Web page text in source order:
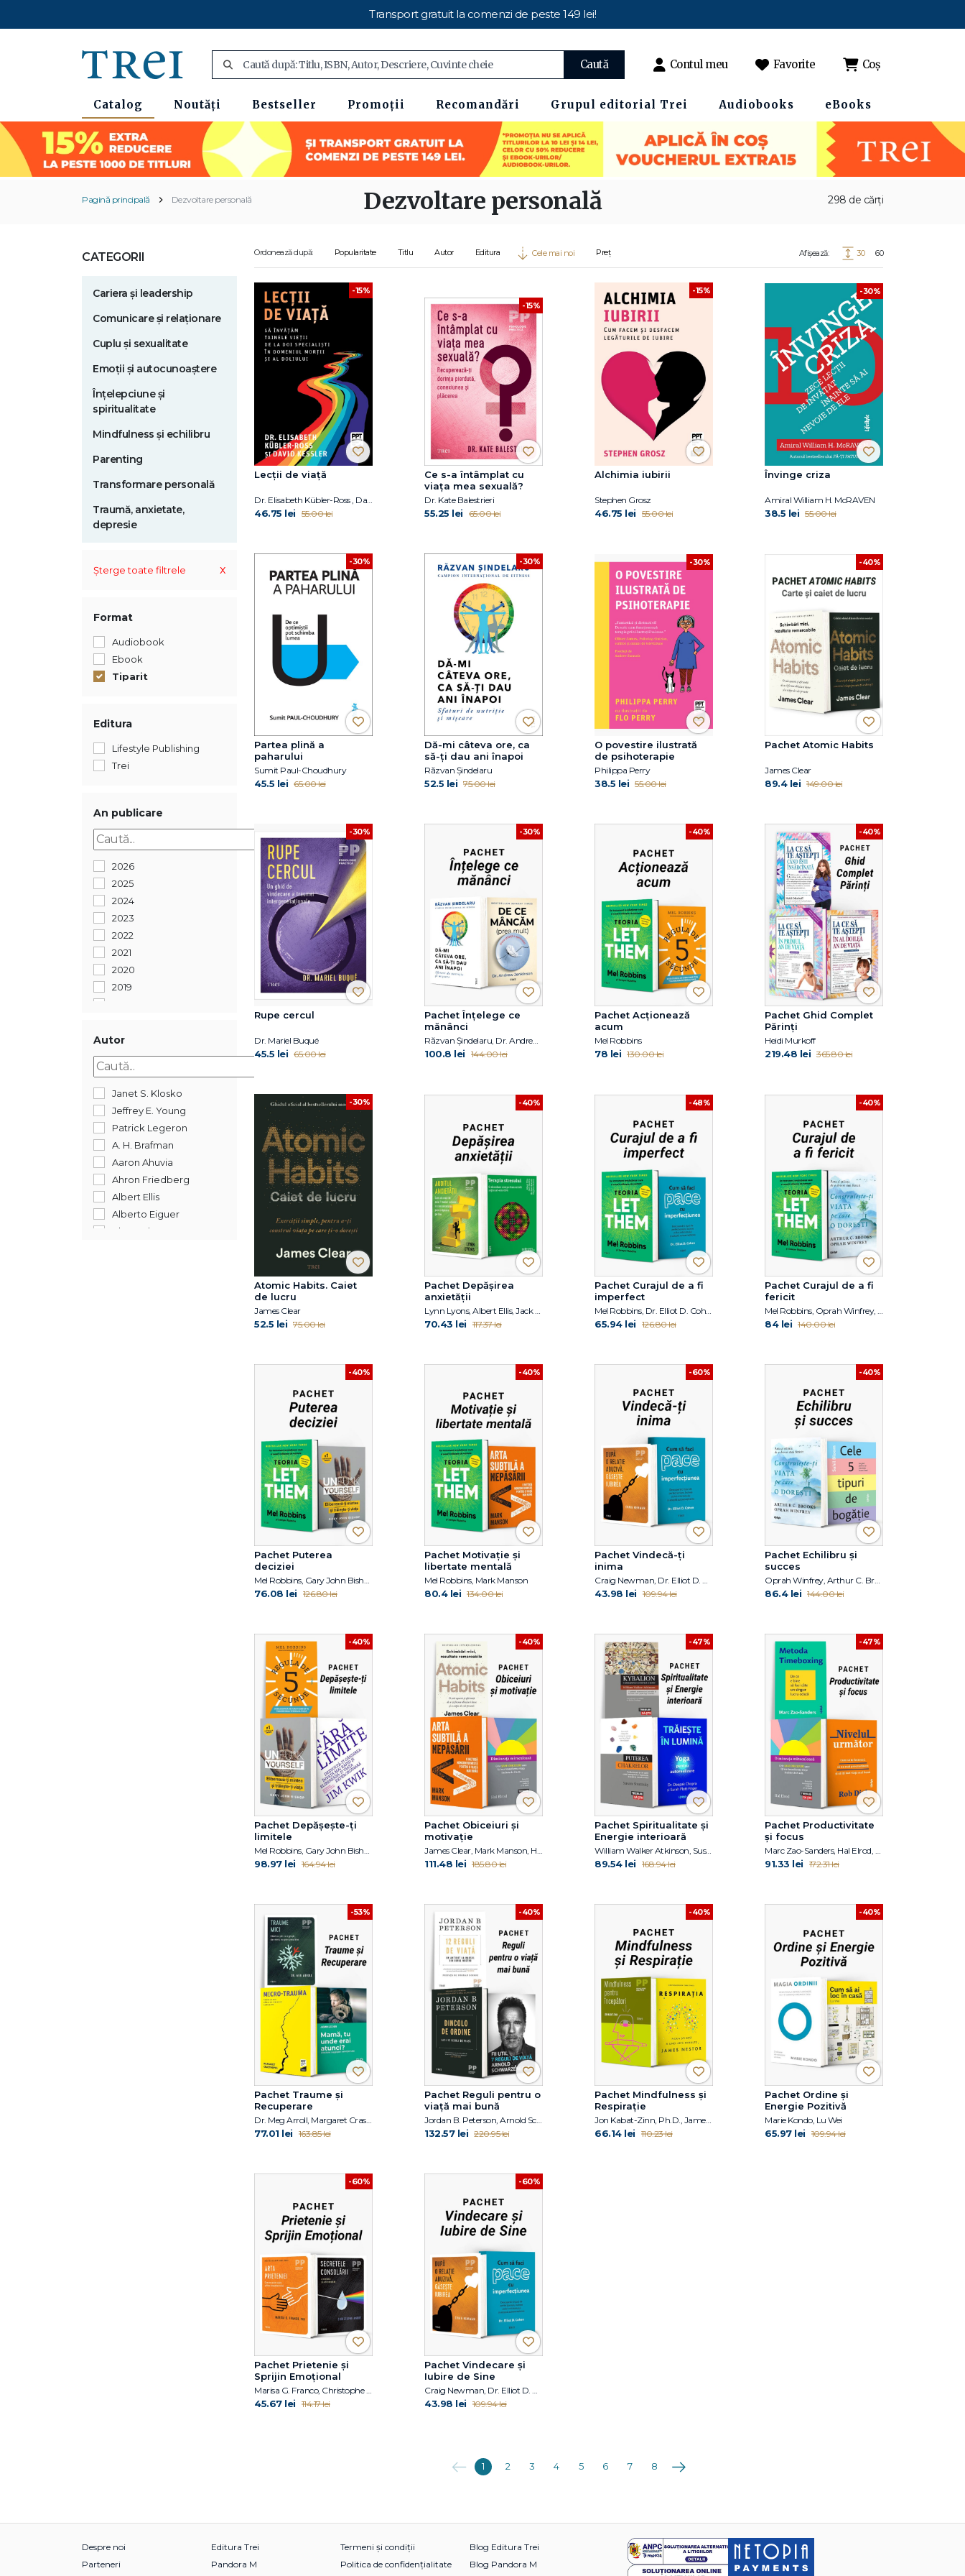
Transport gratuit la comenzi de peste 149 lei!
Caută Contul meu Favorite Coș
Catalog Noutăți Bestseller Promoții Recomandări Grupul editorial Trei Audiobooks eBooks
Pagină principală Dezvoltare personală 298 de cărți
Dezvoltare personală
CATEGORII
Cariera și leadership
Comunicare și relaționare
Cuplu și sexualitate
Emoții și autocunoaștere
Înțelepciune și
spiritualitate
Mindfulness și echilibru
Parenting
Transformare personală
Traumă, anxietate,
depresie
Șterge toate filtrele x
Format
Audiobook
Ebook
Tiparit
Editura
Lifestyle Publishing
Trei
An publicare
2026
2025
2024
2023
2022
2021
2020
2019
2016
2015
2014
2013
2012
2011
2008
Autor
Janet S. Klosko
Jeffrey E. Young
Patrick Legeron
A. H. Brafman
Aaron Ahuvia
Ahron Friedberg
Albert Ellis
Alberto Eiguer
Alexander Norman
Gillian Anderson
Glen Cooper
Gordon L. Flet
Ordonează după: Popularitate Titlu Autor Editura Cele mai noi Preț Afișează: 30 60
-15%
Lecții de viață
46.75 lei 55.00 lei
-15%
Ce s-a întâmplat cu
viața mea sexuală?
Dr. Kate Balestrieri
55.25 lei 65.00 lei
-15%
Alchimia iubirii
Stephen Grosz
46.75 lei 55.00 lei
-30%
Învinge criza
Amiral William H. McRAVEN
38.5 lei 55.00 lei
-30%
Partea plină a
paharului
Sumit Paul-Choudhury
45.5 lei 65.00 lei
-30%
Dă-mi câteva ore, ca
să-ţi dau ani înapoi
Răzvan Șindelaru
52.5 lei 75.00 lei
-30%
O povestire ilustrată
de psihoterapie
Philippa Perry
38.5 lei 55.00 lei
-40%
Pachet Atomic Habits
James Clear
89.4 lei 149.00 lei
-30%
Rupe cercul
Dr. Mariel Buqué
45.5 lei 65.00 lei
-30%
Pachet Înțelege ce
mănânci
Răzvan Șindelaru, Dr. Andrew Jenkinson
100.8 lei 144.00 lei
-40%
Pachet Acționează
acum
Mel Robbins
78 lei 130.00 lei
-40%
Pachet Ghid Complet
Părinți
Heidi Murkoff
219.48 lei 365.80 lei
-30%
Atomic Habits. Caiet
de lucru
James Clear
52.5 lei 75.00 lei
-40%
Pachet Depășirea
anxietății
70.43 lei 117.37 lei
-48%
Pachet Curajul de a fi
imperfect
65.94 lei 126.80 lei
-40%
Pachet Curajul de a fi
fericit
84 lei 140.00 lei
-40%
Pachet Puterea
deciziei
Mel Robbins, Gary John Bishop
76.08 lei 126.80 lei
-40%
Pachet Motivație și
libertate mentală
Mel Robbins, Mark Manson
80.4 lei 134.00 lei
-60%
Pachet Vindecă-ți
inima
Craig Newman, Dr. Elliot D. Cohen
43.98 lei 109.94 lei
-40%
Pachet Echilibru și
succes
Oprah Winfrey, Arthur C. Brooks, Sahil Bloom
86.4 lei 144.00 lei
-40%
Pachet Depășește-ți
limitele
98.97 lei 164.94 lei
-40%
Pachet Obiceiuri și
motivație
111.48 lei 185.80 lei
-47%
Pachet Spiritualitate și
Energie interioară
William Walker Atkinson, Susan Shumsky, Dr. Deepak Chopra, Sarah PlattFinger
89.54 lei 168.94 lei
-47%
Pachet Productivitate
și focus
91.33 lei 172.31 lei
-53%
Pachet Traume și
Recuperare
Dr. Meg Arroll, Margaret Crastnopol, Jasmin Lee Cori
77.01 lei 163.85 lei
-40%
Pachet Reguli pentru o
viață mai bună
Jordan B. Peterson, Arnold Schwarzanegger
132.57 lei 220.95 lei
-40%
Pachet Mindfulness și
Respirație
Jon Kabat-Zinn, Ph.D., James Nestor
66.14 lei 110.23 lei
-40%
Pachet Ordine și
Energie Pozitivă
Marie Kondo, Lu Wei
65.97 lei 109.94 lei
-60%
Pachet Prietenie și
Sprijin Emoțional
45.67 lei 114.17 lei
-60%
Pachet Vindecare și
Iubire de Sine
43.98 lei 109.94 lei
Anterioara
1 2 3 4 5 6 7 8 Următoarea
Despre noi
Parteneri
Editura Trei
Pandora M
Termeni și condiții
Politica de confidențialitate
Blog Editura Trei
Blog Pandora M